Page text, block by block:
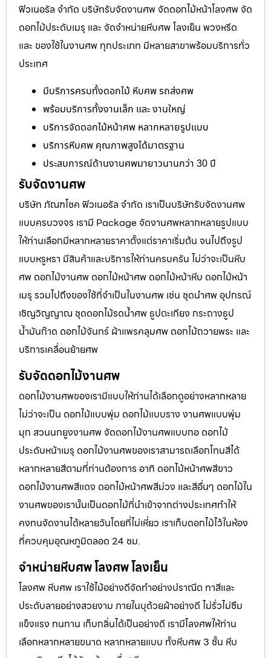
ฟิวเนอรัล จำกัด บริษัทรับจัดงานศพ จัดดอกไม้หน้าโลงศพ จัด
ดอกไม้ประดับเมรุ และ จัดจำหน่ายหีบศพ โลงเย็น พวงหรีด
และ ของใช้ในงานศพ ทุกประเภท มีหลายสาขาพร้อมบริการทั่ว
ประเทศ
มีบริการครบทั้งดอกไม้ หีบศพ รถส่งศพ
พร้อมบริการทั้งงานเล็ก และ งานใหญ่
บริการจัดดอกไม้หน้าศพ หลากหลายรูปแบบ
บริการหีบศพ คุณภาพสูงได้มาตรฐาน
ประสบการณ์ด้านงานศพมายาวนานกว่า 30 ปี
รับจัดงานศพ
บริษัท ภัณฑโชค ฟิวเนอรัล จำกัด เราเป็นบริษัทรับจัดงานศพ
แบบครบวงจร เรามี Package จัดงานศพหลากหลายรูปแบบ
ให้ท่านเลือกมีหลากหลายราคาตั้งแต่ราคาเริ่มต้น จนไปถึงรูป
แบบหรูหรา มีสินค้าและบริการให้ท่านครบครัน ไม่ว่าจะเป็นหีบ
ศพ ดอกไม้งานศพ ดอกไม้หน้าศพ ดอกไม้หน้าหีบ ดอกไม้หน้า
เมรุ รวมไปถึงของใช้ที่จำเป็นในงานศพ เช่น ชุดนำศพ อุปกรณ์
เชิญวิญญาณ ชุดดอกไม้รดน้ำศพ ธูปตะเกียง กระถางธูป
น้ำมันก๊าด ดอกไม้จันทร์ ผ้าแพรคลุมศพ ดอกไม้ถวายพระ และ
บริการเคลื่อนย้ายศพ
รับจัดดอกไม้งานศพ
ดอกไม้งานศพของเรามีแบบให้ท่านได้เลือกดูอย่างหลากหลาย
ไม่ว่าจะเป็น ดอกไม้แบบพุ่ม ดอกไม้แบบราง งานศพแบบพุ่ม
มุก สวนนกยูงงานศพ จัดดอกไม้งานศพแบบกอ ดอกไม้
ประดับหน้าเมรุ ดอกไม้งานศพของเราสามารถเลือกโทนสีได้
หลากหลายสีตามที่ท่านต้องการ อาทิ ดอกไม้หน้าศพสีขาว
ดอกไม้งานศพสีแดง ดอกไม้หน้าศพสีม่วง และสีอื่นๆ ดอกไม้ใน
งานศพของเรานั้นเป็นดอกไม้ที่นำเข้าจากต่างประเทศทำให้
คงทนจัดงานได้หลายวันโดยที่ไม่เหี่ยว เราเก็บดอกไม้ไว้ในห้อง
ที่ควบคุมอุณหภูมิตลอด 24 ชม.
จำหน่ายหีบศพ โลงศพ โลงเย็น
โลงศพ หีบศพ เราใช้ไม้อย่างดีจัดทำอย่างปราณีต ทาสีและ
ประดับลายอย่างสวยงาม ภายในบุด้วยผ้าอย่างดี ไม่รั่วไม่ซึม
แข็งแรง ทนทาน เก็บกลิ่นได้เป็นอย่างดี เรามีโลงศพให้ท่าน
เลือกหลากหลายขนาด หลากหลายแบบ ทั้งหีบศพ 3 ชั้น หีบ